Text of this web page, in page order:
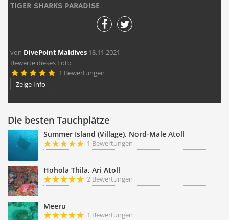
TIGER SHARKS PARADISE
von DivePoint Maldives 18.11.2021
Bewerte dieses Foto
     1 Bewertungen
Zeige Info
Die besten Tauchplätze
Summer Island (Village), Nord-Male Atoll
1 Bewertungen
Hohola Thila, Ari Atoll
2 Bewertungen
Meeru
1 Bewertungen